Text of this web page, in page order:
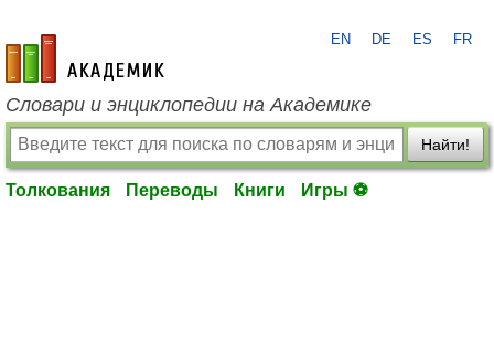
academic.ru
EN DE ES FR
Словари и энциклопедии на Академике
Найти!
Толкования Переводы Книги Игры ⚽